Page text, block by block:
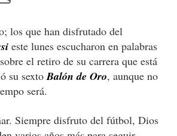
los que han disfrutado del
este lunes escucharon en palabras
el retiro de su carrera que está
su sexto Balón de Oro, aunque no
será.
Siempre disfruto del fútbol, Dios